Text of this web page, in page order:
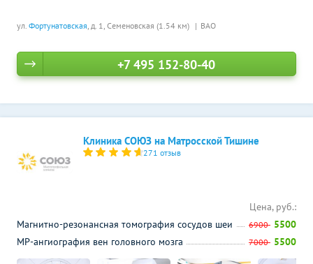
ул. Фортунатовская, д. 1, Семеновская (1.54 км) ВАО
+7 495 152-80-40
Клиника СОЮЗ на Матросской Тишине
271 отзыв
Цена, руб.:
Магнитно-резонансная томография сосудов шеи
6900 5500
МР-ангиография вен головного мозга
7000 5500